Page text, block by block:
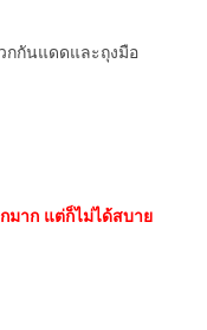
กกันแดดและถุงมือ
มาก แต่ก็ไม่ได้สบาย